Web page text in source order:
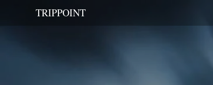
TRIPPOINT